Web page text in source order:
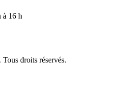
à 16 h
. Tous droits réservés.